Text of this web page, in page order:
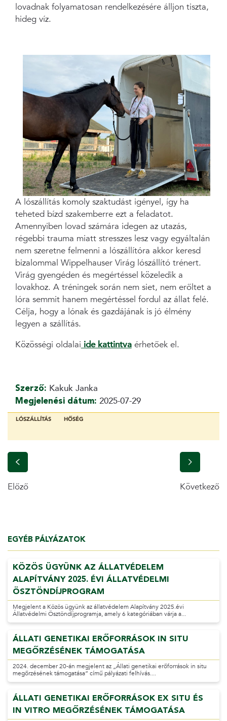
lovadnak folyamatosan rendelkezésére álljon tiszta,
hideg víz.
A lószállítás komoly szaktudást igényel, így ha
teheted bízd szakemberre ezt a feladatot.
Amennyiben lovad számára idegen az utazás,
régebbi trauma miatt stresszes lesz vagy egyáltalán
nem szeretne felmenni a lószállítóra akkor keresd
bizalommal Wippelhauser Virág lószállító trénert.
Virág gyengéden és megértéssel közeledik a
lovakhoz. A tréningek során nem siet, nem erőltet a
lóra semmit hanem megértéssel fordul az állat felé.
Célja, hogy a lónak és gazdájának is jó élmény
legyen a szállítás.
Közösségi oldalai ide kattintvaérhetőek el.
Szerző: Kakuk Janka
Megjelenési dátum: 2025-07-29
LÓSZÁLLÍTÁS HŐSÉG
Előző Következő
EGYÉB PÁLYÁZATOK
KÖZÖS ÜGYÜNK AZ ÁLLATVÉDELEM
ALAPÍTVÁNY 2025. ÉVI ÁLLATVÉDELMI
ÖSZTÖNDÍJPROGRAM
Megjelent a Közös ügyünk az állatvédelem Alapítvány 2025.évi
Állatvédelmi Ösztöndíjprogramja, amely 6 kategóriában várja a...
ÁLLATI GENETIKAI ERŐFORRÁSOK IN SITU
MEGŐRZÉSÉNEK TÁMOGATÁSA
2024. december 20-án megjelent az „Állati genetikai erőforrások in situ
megőrzésének támogatása” című pályázati felhívás....
ÁLLATI GENETIKAI ERŐFORRÁSOK EX SITU ÉS
IN VITRO MEGŐRZÉSÉNEK TÁMOGATÁSA